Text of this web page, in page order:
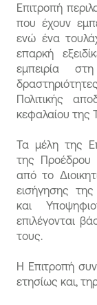
Επιτροπή
που έχουν
ενώ ένα
επαρκή
εμπειρία
Πολιτικής
κεφαλαίου της
Τα μέλη της
της Προέδρου
από το
εισήγησης της
και
επιλέγονται
τους.
Η Επιτροπή
ετησίως και,